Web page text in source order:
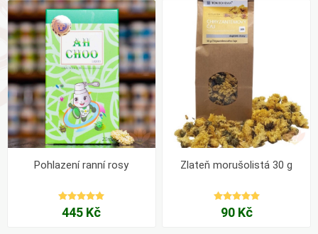
Pohlazení ranní rosy
445 Kč
Zlateň morušolistá 30 g
90 Kč